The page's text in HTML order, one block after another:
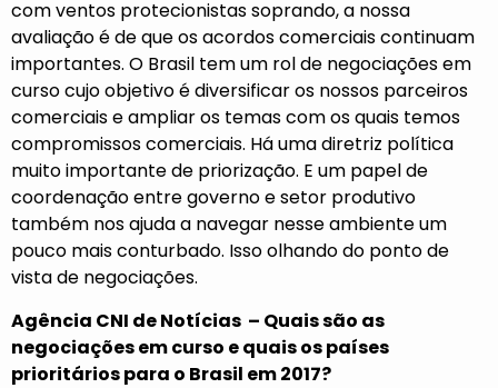
com ventos protecionistas soprando, a nossa
avaliação é de que os acordos comerciais continuam
importantes. O Brasil tem um rol de negociações em
curso cujo objetivo é diversificar os nossos parceiros
comerciais e ampliar os temas com os quais temos
compromissos comerciais. Há uma diretriz política
muito importante de priorização. E um papel de
coordenação entre governo e setor produtivo
também nos ajuda a navegar nesse ambiente um
pouco mais conturbado. Isso olhando do ponto de
vista de negociações.
Agência CNI de Notícias – Quais são as
negociações em curso e quais os países
prioritários para o Brasil em 2017?